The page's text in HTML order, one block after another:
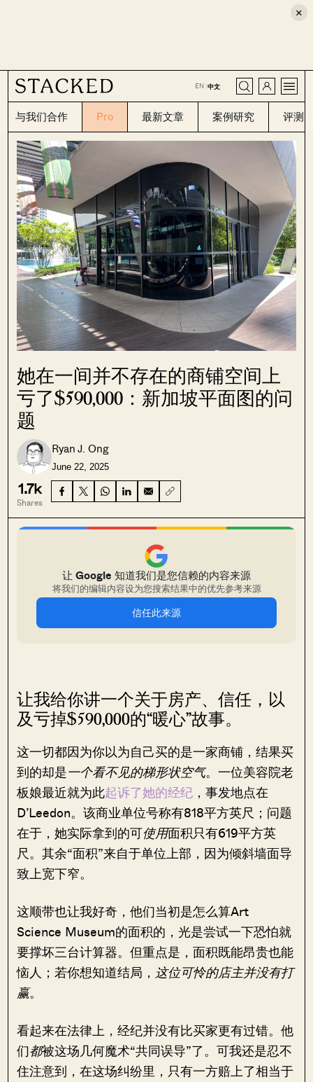
×
EN |中文
与我们合作 Pro 最新文章 案例研究 评测
CLOSE
她在一间并不存在的商铺空间上
亏了$590,000：新加坡平面图的问
题
Ryan J. Ong
June 22, 2025
1.7k
Shares
让 Google 知道我们是您信赖的内容来源
将我们的编辑内容设为您搜索结果中的优先参考来源
信任此来源
让我给你讲一个关于房产、信任，以
及亏掉$590,000的“暖心”故事。
这一切都因为你以为自己买的是一家商铺，结果买
到的却是一个看不见的梯形状空气。一位美容院老
板娘最近就为此起诉了她的经纪 ，事发地点在
D’Leedon。该商业单位号称有818平方英尺；问题
在于，她实际拿到的可使用面积只有619平方英
尺。其余“面积”来自于单位上部，因为倾斜墙面导
致上宽下窄。
这顺带也让我好奇，他们当初是怎么算Art
Science Museum的面积的，光是尝试一下恐怕就
要撑坏三台计算器。但重点是，面积既能昂贵也能
恼人；若你想知道结局， 这位可怜的店主并没有打
赢。
看起来在法律上，经纪并没有比买家更有过错。他
们都被这场几何魔术“共同误导”了。可我还是忍不
住注意到，在这场纠纷里，只有一方赔上了相当于